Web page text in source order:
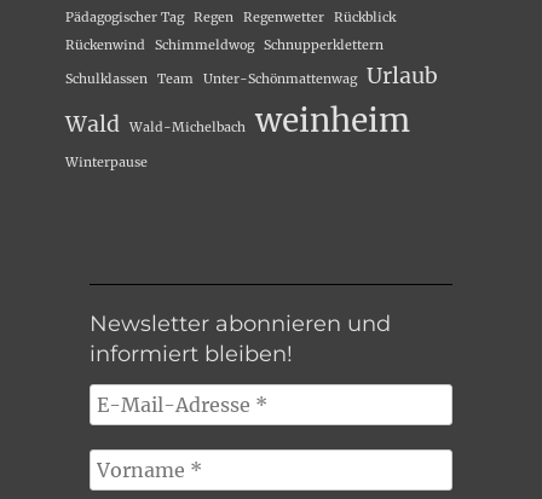
Pädagogischer Tag
Regen Regenwetter
Rückblick
Rückenwind
Schimmeldwog Schnupperklettern
Schulklassen Team Unter-Schönmattenwag
Urlaub
Wald
Wald-Michelbach weinheim
Winterpause
Newsletter abonnieren und
informiert bleiben!